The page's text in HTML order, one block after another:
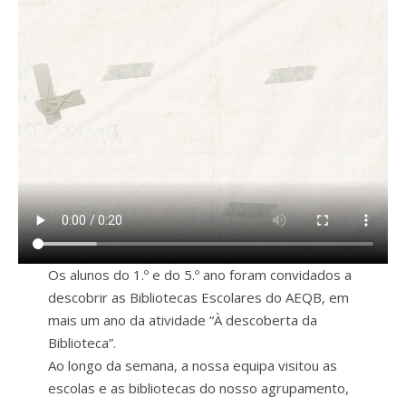
Os alunos do 1.º e do 5.º ano foram convidados a
descobrir as Bibliotecas Escolares do AEQB, em
mais um ano da atividade “À descoberta da
Biblioteca”.
Ao longo da semana, a nossa equipa visitou as
escolas e as bibliotecas do nosso agrupamento,